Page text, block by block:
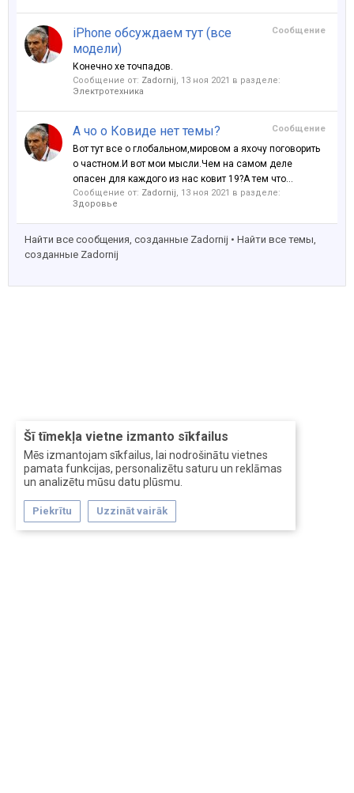
Šī tīmekļa vietne izmanto sīkfailus
Mēs izmantojam sīkfailus, lai nodrošinātu vietnes
pamata funkcijas, personalizētu saturu un reklāmas
un analizētu mūsu datu plūsmu.
Piekrītu Uzzināt vairāk
Сообщение
iPhone обсуждаем тут (все
модели)
Конечно хе точпадов.
Сообщение от: Zadornij, 13 ноя 2021 в разделе:
Электротехника
Сообщение
А чо о Ковиде нет темы?
Вот тут все о глобальном,мировом а яхочу поговорить
о частном.И вот мои мысли.Чем на самом деле
опасен для каждого из нас ковит 19?А тем что...
Сообщение от: Zadornij, 13 ноя 2021 в разделе:
Здоровье
Найти все сообщения, созданные Zadornij
Найти все темы,
созданные Zadornij